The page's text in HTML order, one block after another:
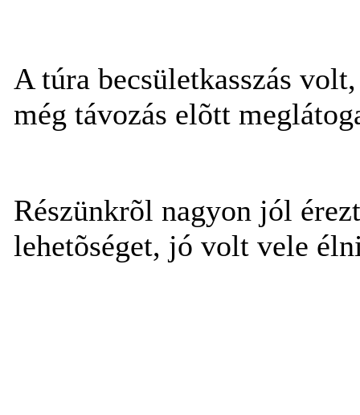
A túra becsületkasszás
még távozás elõtt
Részünkrõl nagyon jól
lehetõséget, jó volt vele